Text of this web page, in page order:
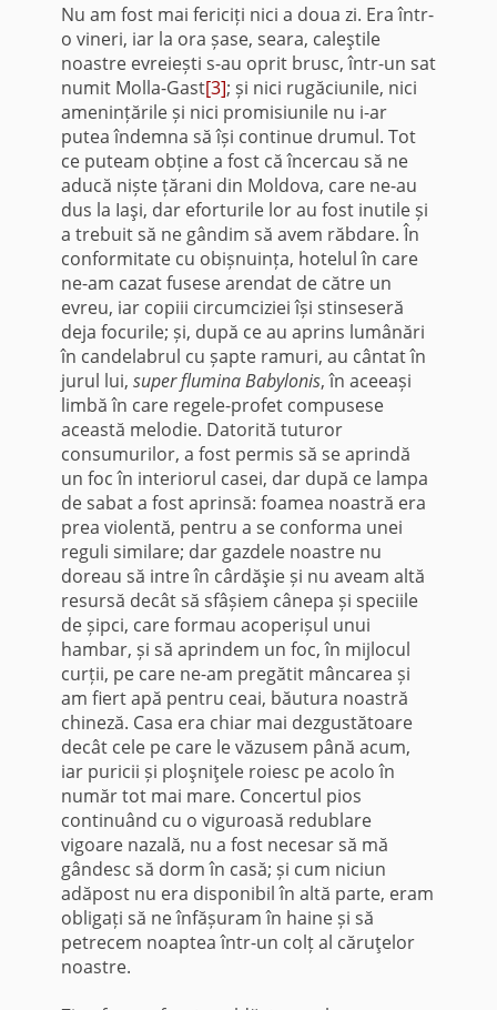
Nu am fost mai fericiți nici a doua zi. Era într-
o vineri, iar la ora șase, seara, caleştile
noastre evreiești s-au oprit brusc, într-un sat
numit Molla-Gast[3]; și nici rugăciunile, nici
amenințările și nici promisiunile nu i-ar
putea îndemna să își continue drumul. Tot
ce puteam obține a fost că încercau să ne
aducă niște țărani din Moldova, care ne-au
dus la Iaşi, ​​dar eforturile lor au fost inutile și
a trebuit să ne gândim să avem răbdare. În
conformitate cu obișnuința, hotelul în care
ne-am cazat fusese arendat de către un
evreu, iar copiii circumciziei își stinseseră
deja focurile; și, după ce au aprins lumânări
în candelabrul cu șapte ramuri, au cântat în
jurul lui, super flumina Babylonis, în aceeași
limbă în care regele-profet compusese
această melodie. Datorită tuturor
consumurilor, a fost permis să se aprindă
un foc în interiorul casei, dar după ce lampa
de sabat a fost aprinsă: foamea noastră era
prea violentă, pentru a se conforma unei
reguli similare; dar gazdele noastre nu
doreau să intre în cârdăşie și nu aveam altă
resursă decât să sfâșiem cânepa și speciile
de șipci, care formau acoperișul unui
hambar, și să aprindem un foc, în mijlocul
curții, pe care ne-am pregătit mâncarea și
am fiert apă pentru ceai, băutura noastră
chineză. Casa era chiar mai dezgustătoare
decât cele pe care le văzusem până acum,
iar puricii și ploşniţele roiesc pe acolo în
număr tot mai mare. Concertul pios
continuând cu o viguroasă redublare
vigoare nazală, nu a fost necesar să mă
gândesc să dorm în casă; și cum niciun
adăpost nu era disponibil în altă parte, eram
obligați să ne înfășuram în haine și să
petrecem noaptea într-un colț al căruţelor
noastre.